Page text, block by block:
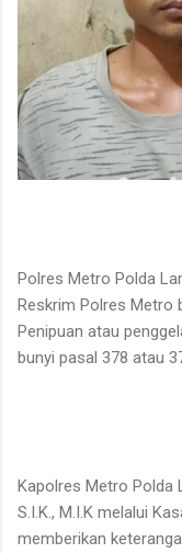
Polres Metro Polda
Reskrim Polres Metro
Penipuan atau
bunyi pasal 378 atau
Kapolres Metro Polda
S.I.K., M.I.K melalui
memberikan